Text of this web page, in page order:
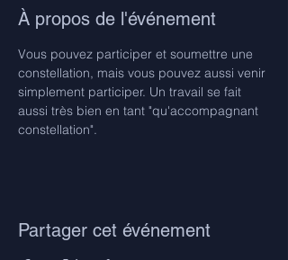
À propos de l'événement
Vous pouvez participer et soumettre une
constellation, mais vous pouvez aussi venir
simplement participer. Un travail se fait
aussi très bien en tant "qu'accompagnant
constellation".
Partager cet événement